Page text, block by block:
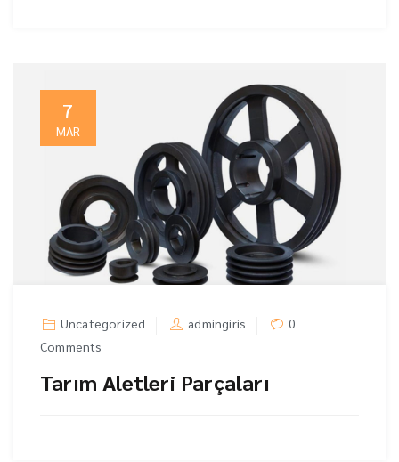
7
MAR
Uncategorized admingiris
0
Comments
Tarım Aletleri Parçaları